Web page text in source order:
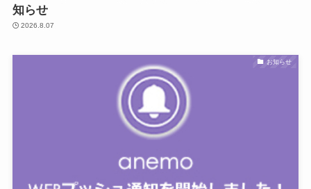
知らせ
2026.8.07
お知らせ